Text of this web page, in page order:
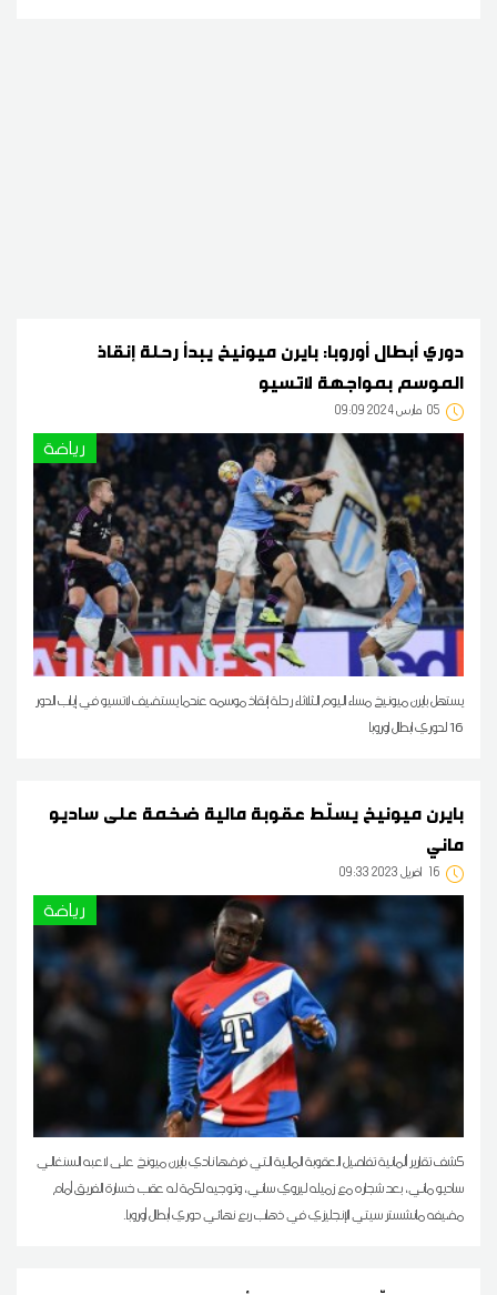
دوري أبطال أوروبا: بايرن ميونيخ يبدأ رحلة إنقاذ
الموسم بمواجهة لاتسيو
05 09:09 2024 مارس
رياضة
يستهل بايرن ميونيخ مساء اليوم الثلاثاء رحلة إنقاذ موسمه عندما يستضيف لاتسيو في إياب الدور
16 لدوري ابطال اوروبا
بايرن ميونيخ يسلّط عقوبة مالية ضخمة على ساديو
ماني
16 09:33 2023 أفريل
رياضة
كشف تقارير ألمانية تفاصيل العقوبة المالية التي فرضها نادي بايرن ميونخ على لاعبه السنغالي
ساديو ماني، بعد شجاره مع زميله ليروي ساني، وتوجيه لكمة له عقب خسارة الفريق أمام
مضيفه مانشستر سيتي الإنجليزي في ذهاب ربع نهائي دوري أبطال أوروبا.